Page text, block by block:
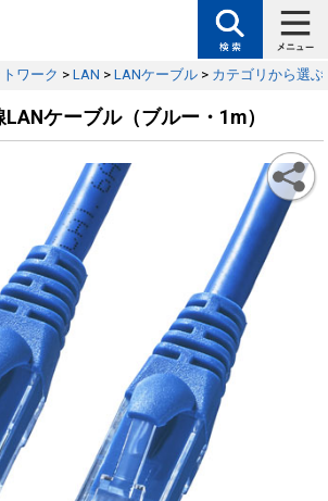
ワーク > LAN > LANケーブル > カテゴリから選ぶ
ケーブル（ブルー・1m）